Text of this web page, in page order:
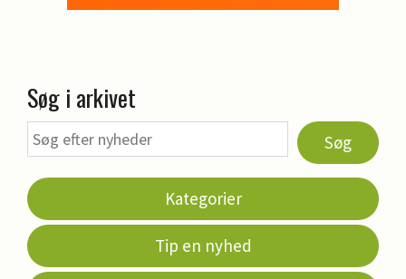
Søg i arkivet
Søg
Kategorier
Tip en nyhed